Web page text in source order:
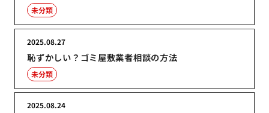
未分類
恥ずかしい？ゴミ屋敷業者相談の方法
2025.08.27
未分類
2025.08.24